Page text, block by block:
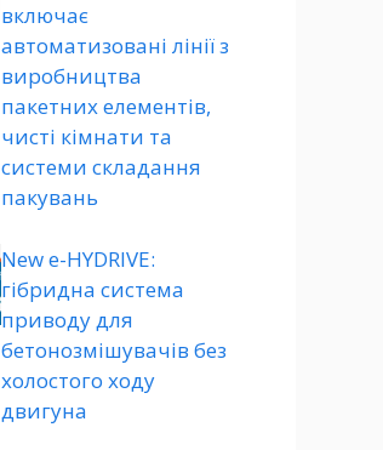
включає
автоматизовані лінії з
виробництва
пакетних елементів,
чисті кімнати та
системи складання
пакувань
New e-HYDRIVE:
гібридна система
приводу для
бетонозмішувачів без
холостого ходу
двигуна